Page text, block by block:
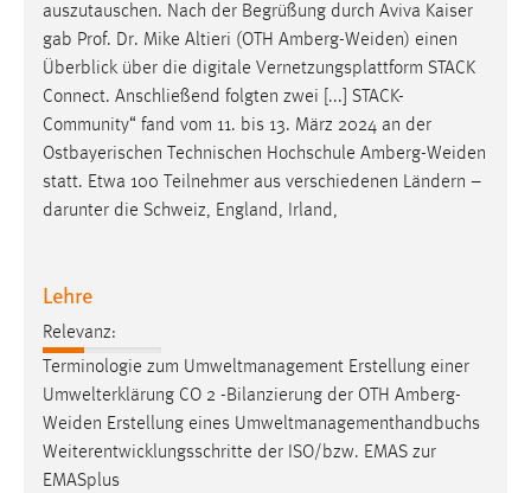
auszutauschen. Nach der Begrüßung durch Aviva Kaiser
gab Prof. Dr. Mike Altieri (OTH Amberg-Weiden) einen
Überblick über die digitale Vernetzungsplattform STACK
Connect. Anschließend folgten zwei [...] STACK-
Community“ fand vom 11. bis 13. März 2024 an der
Ostbayerischen Technischen Hochschule Amberg-Weiden
statt. Etwa 100 Teilnehmer aus verschiedenen Ländern –
darunter die Schweiz, England, Irland,
Lehre
Relevanz:
Terminologie zum Umweltmanagement Erstellung einer
Umwelterklärung CO 2 -Bilanzierung der OTH Amberg-
Weiden Erstellung eines Umweltmanagementhandbuchs
Weiterentwicklungsschritte der ISO/bzw. EMAS zur
EMASplus